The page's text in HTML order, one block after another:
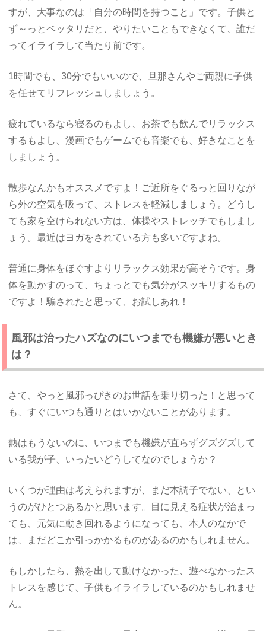
すが、大事なのは「自分の時間を持つこと」です。子供と
ず～っとベッタリだと、やりたいこともできなくて、誰だ
ってイライラして当たり前です。
1時間でも、30分でもいいので、旦那さんやご両親に子供
を任せてリフレッシュしましょう。
疲れているなら寝るのもよし、お茶でも飲んでリラックス
するもよし、漫画でもゲームでも音楽でも、好きなことを
しましょう。
散歩なんかもオススメですよ！ご近所をぐるっと回りなが
ら外の空気を吸って、ストレスを軽減しましょう。どうし
ても家を空けられない方は、体操やストレッチでもしまし
ょう。最近はヨガをされている方も多いですよね。
普通に身体をほぐすよりリラックス効果が高そうです。身
体を動かすのって、ちょっとでも気分がスッキリするもの
ですよ！騙されたと思って、お試しあれ！
風邪は治ったハズなのにいつまでも機嫌が悪いとき
は？
さて、やっと風邪っぴきのお世話を乗り切った！と思って
も、すぐにいつも通りとはいかないことがあります。
熱はもうないのに、いつまでも機嫌が直らずグズグズして
いる我が子、いったいどうしてなのでしょうか？
いくつか理由は考えられますが、まだ本調子でない、とい
うのがひとつあるかと思います。目に見える症状が治まっ
ても、元気に動き回れるようになっても、本人のなかで
は、まだどこか引っかかるものがあるのかもしれません。
もしかしたら、熱を出して動けなかった、遊べなかったス
トレスを感じて、子供もイライラしているのかもしれませ
ん。